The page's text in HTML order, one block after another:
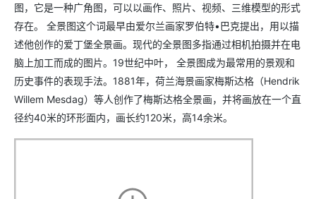
图，它是一种广角图，可以以画作、照片、视频、三维模型的形式
存在。 全景图这个词最早由爱尔兰画家罗伯特•巴克提出，用以描
述他创作的爱丁堡全景画。现代的全景图多指通过相机拍摄并在电
脑上加工而成的图片。19世纪中叶， 全景图成为最常用的景观和
历史事件的表现手法。1881年，荷兰海景画家梅斯达格（Hendrik
Willem Mesdag）等人创作了梅斯达格全景画，并将画放在一个直
径约40米的环形面内，画长约120米，高14余米。